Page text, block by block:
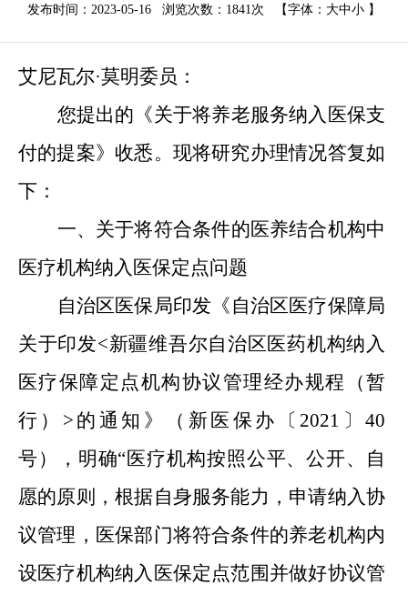
发布时间：2023-05-16 浏览次数： 1841次 【字体： 大中小 】
艾尼瓦尔·莫明委员：
您提出的《关于将养老服务纳入医保支
付的提案》收悉。现将研究办理情况答复如
下：
一、关于将符合条件的医养结合机构中
医疗机构纳入医保定点问题
自治区医保局印发《自治区医疗保障局
关于印发<新疆维吾尔自治区医药机构纳入
医疗保障定点机构协议管理经办规程（暂
行）>的通知》（新医保办〔2021〕40
号），明确“医疗机构按照公平、公开、自
愿的原则，根据自身服务能力，申请纳入协
议管理，医保部门将符合条件的养老机构内
设医疗机构纳入医保定点范围并做好协议管